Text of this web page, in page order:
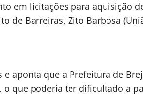
em licitações para aquisição
de Barreiras, Zito Barbosa
aponta que a Prefeitura de
que poderia ter dificultado a